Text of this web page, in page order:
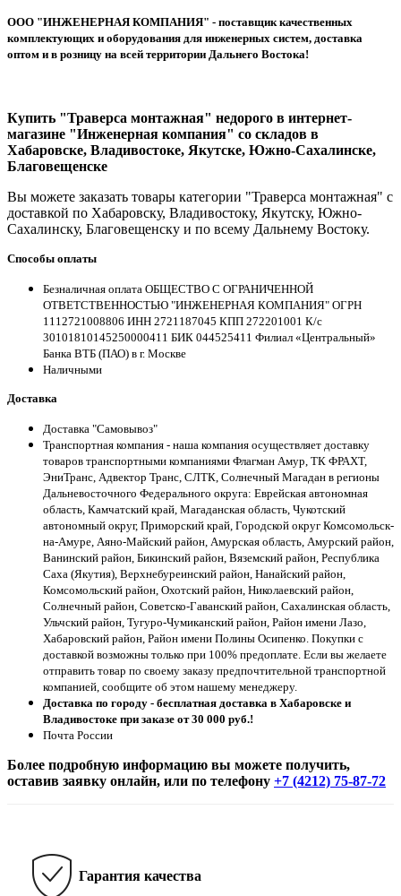
ООО "ИНЖЕНЕРНАЯ КОМПАНИЯ" - поставщик качественных
комплектующих и оборудования для инженерных систем, доставка
оптом и в розницу на всей территории Дальнего Востока!
Купить "Траверса монтажная" недорого в интернет-
магазине "Инженерная компания" со складов в
Хабаровске, Владивостоке, Якутске, Южно-Сахалинске,
Благовещенске
Вы можете заказать товары категории "Траверса монтажная" с
доставкой по Хабаровску, Владивостоку, Якутску, Южно-
Сахалинску, Благовещенску и по всему Дальнему Востоку.
Способы оплаты
Безналичная оплата ОБЩЕСТВО С ОГРАНИЧЕННОЙ
ОТВЕТСТВЕННОСТЬЮ "ИНЖЕНЕРНАЯ КОМПАНИЯ" ОГРН
1112721008806 ИНН 2721187045 КПП 272201001 К/с
30101810145250000411 БИК 044525411 Филиал «Центральный»
Банка ВТБ (ПАО) в г. Москве
Наличными
Доставка
Доставка "Самовывоз"
Транспортная компания - наша компания осуществляет доставку
товаров транспортными компаниями Флагман Амур, ТК ФРАХТ,
ЭниТранс, Адвектор Транс, СЛТК, Солнечный Магадан в регионы
Дальневосточного Федерального округа: Еврейская автономная
область, Камчатский край, Магаданская область, Чукотский
автономный округ, Приморский край, Городской округ Комсомольск-
на-Амуре, Аяно-Майский район, Амурская область, Амурский район,
Ванинский район, Бикинский район, Вяземский район, Республика
Саха (Якутия), Верхнебуреинский район, Нанайский район,
Комсомольский район, Охотский район, Николаевский район,
Солнечный район, Советско-Гаванский район, Сахалинская область,
Ульчский район, Тугуро-Чумиканский район, Район имени Лазо,
Хабаровский район, Район имени Полины Осипенко. Покупки с
доставкой возможны только при 100% предоплате. Если вы желаете
отправить товар по своему заказу предпочтительной транспортной
компанией, сообщите об этом нашему менеджеру.
Доставка по городу - бесплатная доставка в Хабаровске и
Владивостоке при заказе от 30 000 руб.!
Почта России
Более подробную информацию вы можете получить,
оставив заявку онлайн, или по телефону +7 (4212) 75-87-72
Гарантия качества